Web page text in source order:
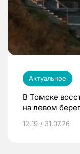
Актуальное
В Томске
на левом
12:19 / 31.07.26